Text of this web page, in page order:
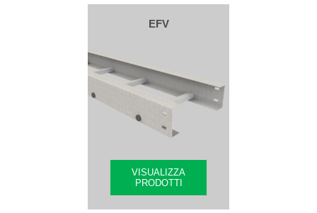
EFV
VISUALIZZA
PRODOTTI